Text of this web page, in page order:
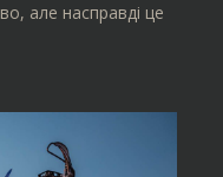
але насправді це